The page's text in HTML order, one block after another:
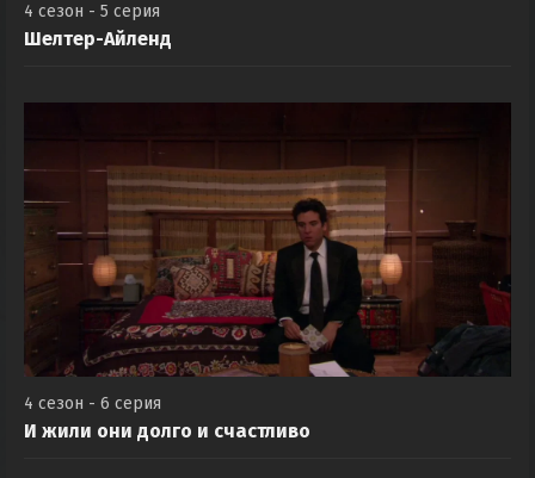
4 сезон - 5 серия
Шелтер-Айленд
4 сезон - 6 серия
И жили они долго и счастливо